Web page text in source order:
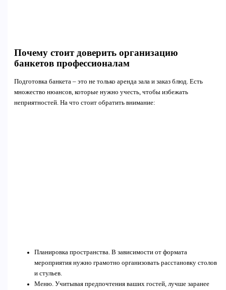
Почему стоит доверить организацию
банкетов профессионалам
Подготовка банкета – это не только аренда зала и заказ блюд. Есть
множество нюансов, которые нужно учесть, чтобы избежать
неприятностей. На что стоит обратить внимание:
Планировка пространства. В зависимости от формата
мероприятия нужно грамотно организовать расстановку столов
и стульев.
Меню. Учитывая предпочтения ваших гостей, лучше заранее